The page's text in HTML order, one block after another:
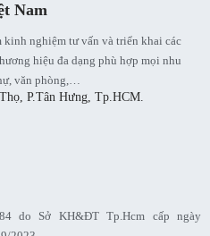
Nam
nghiệm tư vấn và triển khai các
hiệu đa dạng phù hợp mọi nhu
văn phòng,…
P.Tân Hưng, Tp.HCM.
do Sở KH&ĐT Tp.Hcm cấp ngày